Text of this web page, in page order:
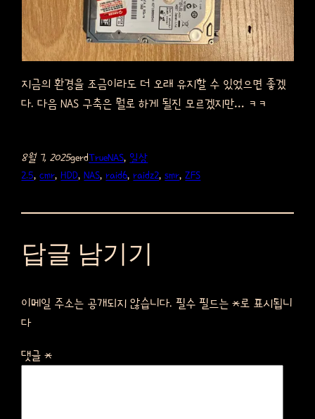
지금의 환경을 조금이라도 더 오래 유지할 수 있었으면 좋겠
다. 다음 NAS 구축은 뭘로 하게 될진 모르겠지만… ㅋㅋ
8월 7, 2025gerdTrueNAS, 일상
2.5, cmr, HDD, NAS, raid6, raidz2, smr, ZFS
답글 남기기
이메일 주소는 공개되지 않습니다. 필수 필드는*로 표시됩니
다
댓글*